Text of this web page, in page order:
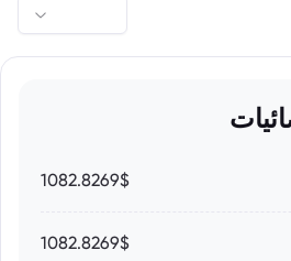
1082.8269$
1082.8269$